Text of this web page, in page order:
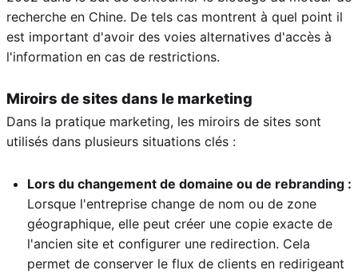
recherche en Chine. De tels cas montrent à quel point il
est important d'avoir des voies alternatives d'accès à
l'information en cas de restrictions.
Miroirs de sites dans le marketing
Dans la pratique marketing, les miroirs de sites sont
utilisés dans plusieurs situations clés :
Lors du changement de domaine ou de rebranding :
Lorsque l'entreprise change de nom ou de zone
géographique, elle peut créer une copie exacte de
l'ancien site et configurer une redirection. Cela
permet de conserver le flux de clients en redirigeant